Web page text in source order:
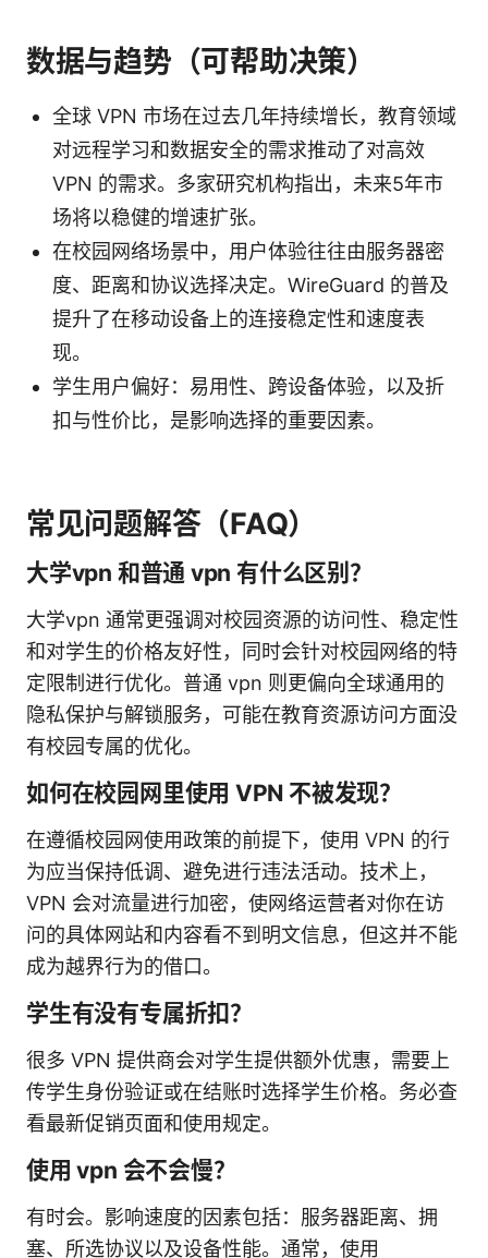
数据与趋势（可帮助决策）
全球 VPN 市场在过去几年持续增长，教育领域
对远程学习和数据安全的需求推动了对高效
VPN 的需求。多家研究机构指出，未来5年市
场将以稳健的增速扩张。
在校园网络场景中，用户体验往往由服务器密
度、距离和协议选择决定。WireGuard 的普及
提升了在移动设备上的连接稳定性和速度表
现。
学生用户偏好：易用性、跨设备体验，以及折
扣与性价比，是影响选择的重要因素。
常见问题解答（FAQ）
大学vpn 和普通 vpn 有什么区别？
大学vpn 通常更强调对校园资源的访问性、稳定性
和对学生的价格友好性，同时会针对校园网络的特
定限制进行优化。普通 vpn 则更偏向全球通用的
隐私保护与解锁服务，可能在教育资源访问方面没
有校园专属的优化。
如何在校园网里使用 VPN 不被发现？
在遵循校园网使用政策的前提下，使用 VPN 的行
为应当保持低调、避免进行违法活动。技术上，
VPN 会对流量进行加密，使网络运营者对你在访
问的具体网站和内容看不到明文信息，但这并不能
成为越界行为的借口。
学生有没有专属折扣？
很多 VPN 提供商会对学生提供额外优惠，需要上
传学生身份验证或在结账时选择学生价格。务必查
看最新促销页面和使用规定。
使用 vpn 会不会慢？
有时会。影响速度的因素包括：服务器距离、拥
塞、所选协议以及设备性能。通常，使用